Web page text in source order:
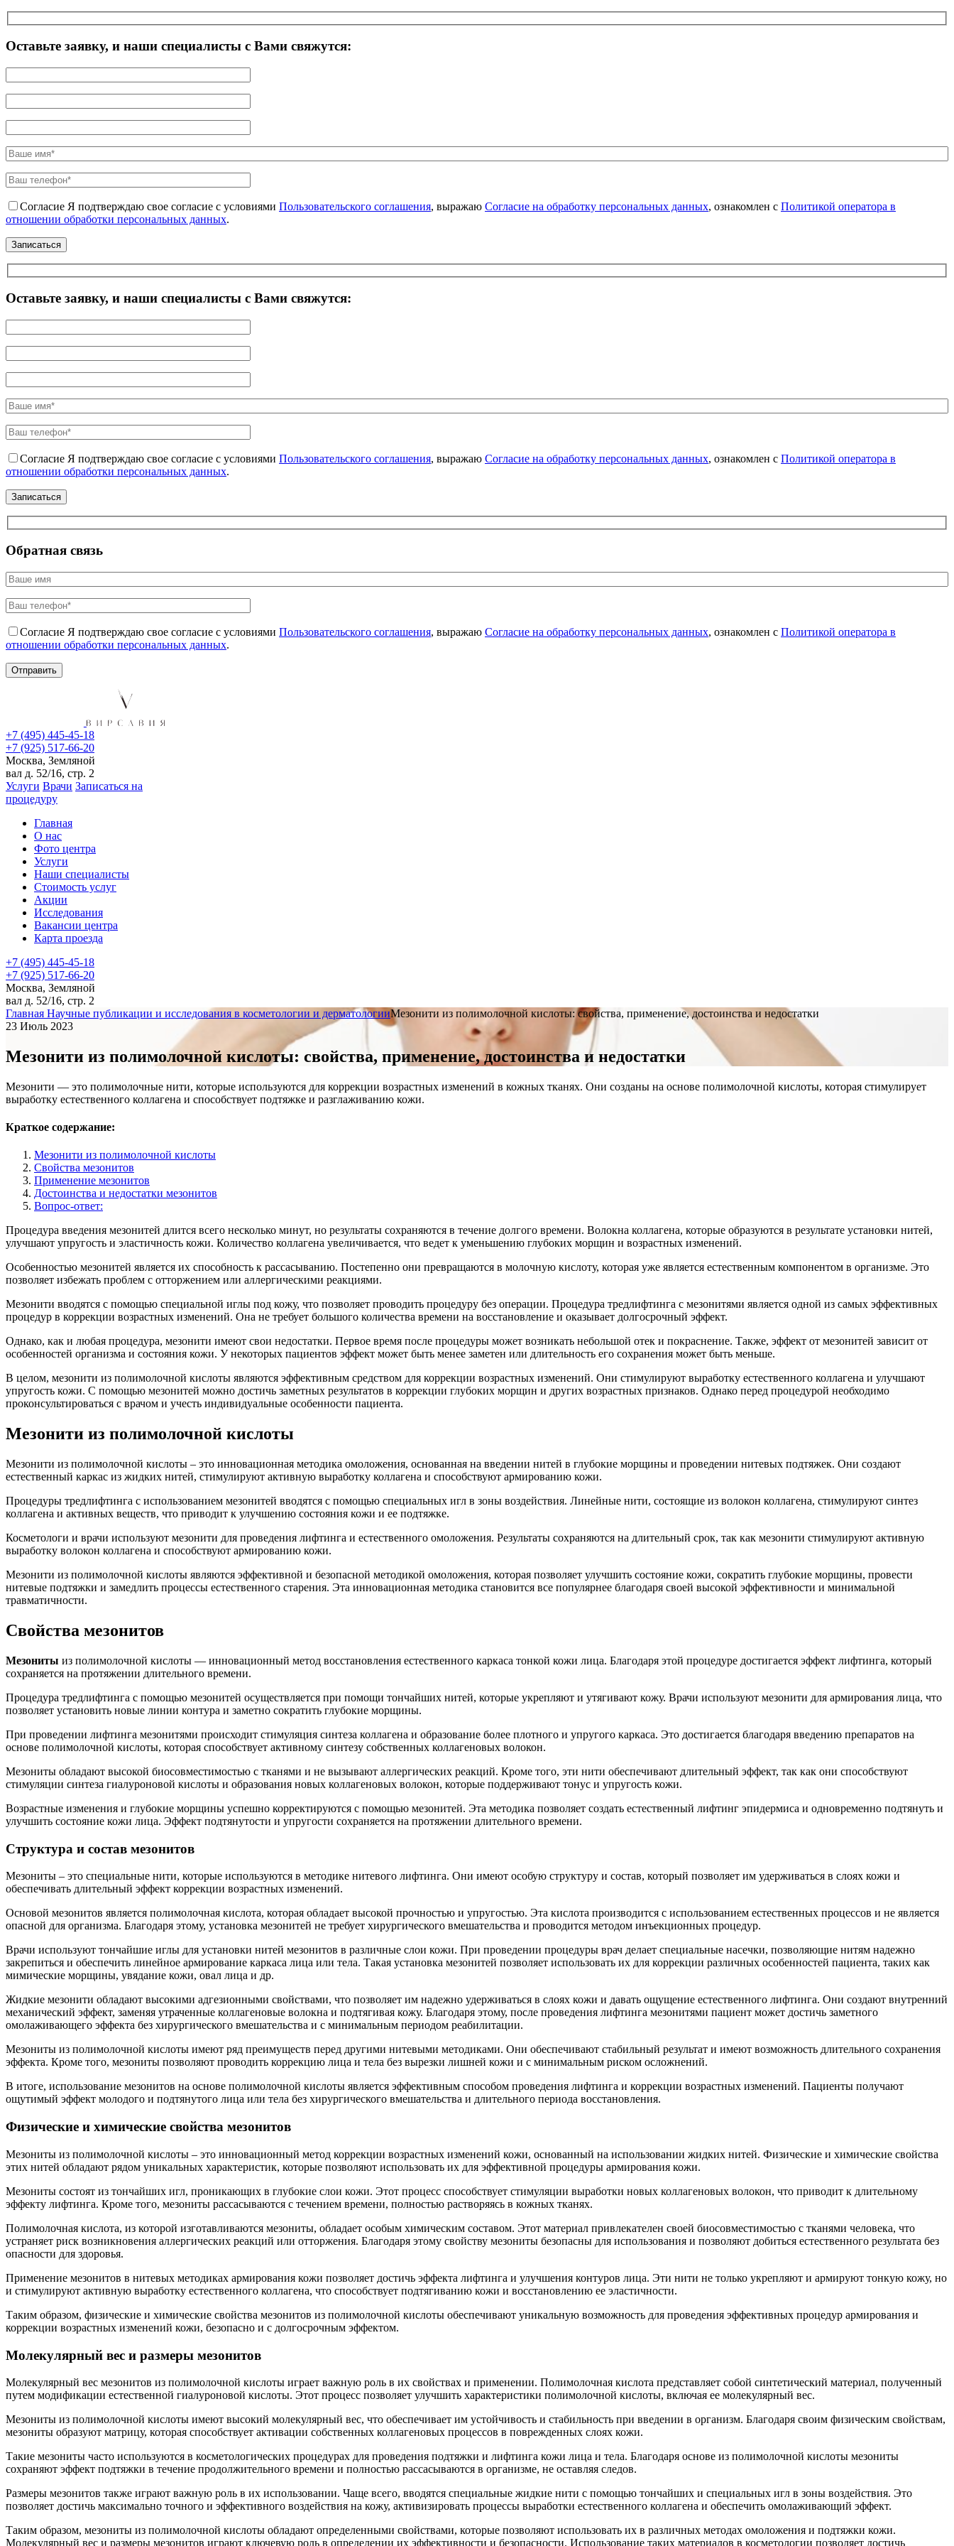
Оставьте заявку, и наши специалисты с Вами свяжутся:
Согласие Я подтверждаю свое согласие с условиями Пользовательского соглашения, выражаю Согласие на обработку персональных данных, ознакомлен с Политикой оператора в
отношении обработки персональных данных.
Оставьте заявку, и наши специалисты с Вами свяжутся:
Согласие Я подтверждаю свое согласие с условиями Пользовательского соглашения, выражаю Согласие на обработку персональных данных, ознакомлен с Политикой оператора в
отношении обработки персональных данных.
Обратная связь
Согласие Я подтверждаю свое согласие с условиями Пользовательского соглашения, выражаю Согласие на обработку персональных данных, ознакомлен с Политикой оператора в
отношении обработки персональных данных.
+7 (495) 445-45-18
+7 (925) 517-66-20
Москва, Земляной
вал д. 52/16, стр. 2
Услуги Врачи Записаться на
процедуру
Главная
О нас
Фото центра
Услуги
Наши специалисты
Стоимость услуг
Акции
Исследования
Вакансии центра
Карта проезда
+7 (495) 445-45-18
+7 (925) 517-66-20
Москва, Земляной
вал д. 52/16, стр. 2
Главная Научные публикации и исследования в косметологии и дерматологииМезонити из полимолочной кислоты: свойства, применение, достоинства и недостатки
23 Июль 2023
Мезонити из полимолочной кислоты: свойства, применение, достоинства и недостатки
Мезонити — это полимолочные нити, которые используются для коррекции возрастных изменений в кожных тканях. Они созданы на основе полимолочной кислоты, которая стимулирует
выработку естественного коллагена и способствует подтяжке и разглаживанию кожи.
Краткое содержание:
Мезонити из полимолочной кислоты
Свойства мезонитов
Применение мезонитов
Достоинства и недостатки мезонитов
Вопрос-ответ:
Процедура введения мезонитей длится всего несколько минут, но результаты сохраняются в течение долгого времени. Волокна коллагена, которые образуются в результате установки нитей,
улучшают упругость и эластичность кожи. Количество коллагена увеличивается, что ведет к уменьшению глубоких морщин и возрастных изменений.
Особенностью мезонитей является их способность к рассасыванию. Постепенно они превращаются в молочную кислоту, которая уже является естественным компонентом в организме. Это
позволяет избежать проблем с отторжением или аллергическими реакциями.
Мезонити вводятся с помощью специальной иглы под кожу, что позволяет проводить процедуру без операции. Процедура тредлифтинга с мезонитями является одной из самых эффективных
процедур в коррекции возрастных изменений. Она не требует большого количества времени на восстановление и оказывает долгосрочный эффект.
Однако, как и любая процедура, мезонити имеют свои недостатки. Первое время после процедуры может возникать небольшой отек и покраснение. Также, эффект от мезонитей зависит от
особенностей организма и состояния кожи. У некоторых пациентов эффект может быть менее заметен или длительность его сохранения может быть меньше.
В целом, мезонити из полимолочной кислоты являются эффективным средством для коррекции возрастных изменений. Они стимулируют выработку естественного коллагена и улучшают
упругость кожи. С помощью мезонитей можно достичь заметных результатов в коррекции глубоких морщин и других возрастных признаков. Однако перед процедурой необходимо
проконсультироваться с врачом и учесть индивидуальные особенности пациента.
Мезонити из полимолочной кислоты
Мезонити из полимолочной кислоты – это инновационная методика омоложения, основанная на введении нитей в глубокие морщины и проведении нитевых подтяжек. Они создают
естественный каркас из жидких нитей, стимулируют активную выработку коллагена и способствуют армированию кожи.
Процедуры тредлифтинга с использованием мезонитей вводятся с помощью специальных игл в зоны воздействия. Линейные нити, состоящие из волокон коллагена, стимулируют синтез
коллагена и активных веществ, что приводит к улучшению состояния кожи и ее подтяжке.
Косметологи и врачи используют мезонити для проведения лифтинга и естественного омоложения. Результаты сохраняются на длительный срок, так как мезонити стимулируют активную
выработку волокон коллагена и способствуют армированию кожи.
Мезонити из полимолочной кислоты являются эффективной и безопасной методикой омоложения, которая позволяет улучшить состояние кожи, сократить глубокие морщины, провести
нитевые подтяжки и замедлить процессы естественного старения. Эта инновационная методика становится все популярнее благодаря своей высокой эффективности и минимальной
травматичности.
Свойства мезонитов
Мезониты из полимолочной кислоты — инновационный метод восстановления естественного каркаса тонкой кожи лица. Благодаря этой процедуре достигается эффект лифтинга, который
сохраняется на протяжении длительного времени.
Процедура тредлифтинга с помощью мезонитей осуществляется при помощи тончайших нитей, которые укрепляют и утягивают кожу. Врачи используют мезонити для армирования лица, что
позволяет установить новые линии контура и заметно сократить глубокие морщины.
При проведении лифтинга мезонитями происходит стимуляция синтеза коллагена и образование более плотного и упругого каркаса. Это достигается благодаря введению препаратов на
основе полимолочной кислоты, которая способствует активному синтезу собственных коллагеновых волокон.
Мезониты обладают высокой биосовместимостью с тканями и не вызывают аллергических реакций. Кроме того, эти нити обеспечивают длительный эффект, так как они способствуют
стимуляции синтеза гиалуроновой кислоты и образования новых коллагеновых волокон, которые поддерживают тонус и упругость кожи.
Возрастные изменения и глубокие морщины успешно корректируются с помощью мезонитей. Эта методика позволяет создать естественный лифтинг эпидермиса и одновременно подтянуть и
улучшить состояние кожи лица. Эффект подтянутости и упругости сохраняется на протяжении длительного времени.
Структура и состав мезонитов
Мезониты – это специальные нити, которые используются в методике нитевого лифтинга. Они имеют особую структуру и состав, который позволяет им удерживаться в слоях кожи и
обеспечивать длительный эффект коррекции возрастных изменений.
Основой мезонитов является полимолочная кислота, которая обладает высокой прочностью и упругостью. Эта кислота производится с использованием естественных процессов и не является
опасной для организма. Благодаря этому, установка мезонитей не требует хирургического вмешательства и проводится методом инъекционных процедур.
Врачи используют тончайшие иглы для установки нитей мезонитов в различные слои кожи. При проведении процедуры врач делает специальные насечки, позволяющие нитям надежно
закрепиться и обеспечить линейное армирование каркаса лица или тела. Такая установка мезонитей позволяет использовать их для коррекции различных особенностей пациента, таких как
мимические морщины, увядание кожи, овал лица и др.
Жидкие мезонити обладают высокими адгезионными свойствами, что позволяет им надежно удерживаться в слоях кожи и давать ощущение естественного лифтинга. Они создают внутренний
механический эффект, заменяя утраченные коллагеновые волокна и подтягивая кожу. Благодаря этому, после проведения лифтинга мезонитями пациент может достичь заметного
омолаживающего эффекта без хирургического вмешательства и с минимальным периодом реабилитации.
Мезониты из полимолочной кислоты имеют ряд преимуществ перед другими нитевыми методиками. Они обеспечивают стабильный результат и имеют возможность длительного сохранения
эффекта. Кроме того, мезониты позволяют проводить коррекцию лица и тела без вырезки лишней кожи и с минимальным риском осложнений.
В итоге, использование мезонитов на основе полимолочной кислоты является эффективным способом проведения лифтинга и коррекции возрастных изменений. Пациенты получают
ощутимый эффект молодого и подтянутого лица или тела без хирургического вмешательства и длительного периода восстановления.
Физические и химические свойства мезонитов
Мезониты из полимолочной кислоты – это инновационный метод коррекции возрастных изменений кожи, основанный на использовании жидких нитей. Физические и химические свойства
этих нитей обладают рядом уникальных характеристик, которые позволяют использовать их для эффективной процедуры армирования кожи.
Мезониты состоят из тончайших игл, проникающих в глубокие слои кожи. Этот процесс способствует стимуляции выработки новых коллагеновых волокон, что приводит к длительному
эффекту лифтинга. Кроме того, мезониты рассасываются с течением времени, полностью растворяясь в кожных тканях.
Полимолочная кислота, из которой изготавливаются мезониты, обладает особым химическим составом. Этот материал привлекателен своей биосовместимостью с тканями человека, что
устраняет риск возникновения аллергических реакций или отторжения. Благодаря этому свойству мезониты безопасны для использования и позволяют добиться естественного результата без
опасности для здоровья.
Применение мезонитов в нитевых методиках армирования кожи позволяет достичь эффекта лифтинга и улучшения контуров лица. Эти нити не только укрепляют и армируют тонкую кожу, но
и стимулируют активную выработку естественного коллагена, что способствует подтягиванию кожи и восстановлению ее эластичности.
Таким образом, физические и химические свойства мезонитов из полимолочной кислоты обеспечивают уникальную возможность для проведения эффективных процедур армирования и
коррекции возрастных изменений кожи, безопасно и с долгосрочным эффектом.
Молекулярный вес и размеры мезонитов
Молекулярный вес мезонитов из полимолочной кислоты играет важную роль в их свойствах и применении. Полимолочная кислота представляет собой синтетический материал, полученный
путем модификации естественной гиалуроновой кислоты. Этот процесс позволяет улучшить характеристики полимолочной кислоты, включая ее молекулярный вес.
Мезониты из полимолочной кислоты имеют высокий молекулярный вес, что обеспечивает им устойчивость и стабильность при введении в организм. Благодаря своим физическим свойствам,
мезониты образуют матрицу, которая способствует активации собственных коллагеновых процессов в поврежденных слоях кожи.
Такие мезониты часто используются в косметологических процедурах для проведения подтяжки и лифтинга кожи лица и тела. Благодаря основе из полимолочной кислоты мезониты
сохраняют эффект подтяжки в течение продолжительного времени и полностью рассасываются в организме, не оставляя следов.
Размеры мезонитов также играют важную роль в их использовании. Чаще всего, вводятся специальные жидкие нити с помощью тончайших и специальных игл в зоны воздействия. Это
позволяет достичь максимально точного и эффективного воздействия на кожу, активизировать процессы выработки естественного коллагена и обеспечить омолаживающий эффект.
Таким образом, мезониты из полимолочной кислоты обладают определенными свойствами, которые позволяют использовать их в различных методах омоложения и подтяжки кожи.
Молекулярный вес и размеры мезонитов играют ключевую роль в определении их эффективности и безопасности. Использование таких материалов в косметологии позволяет достичь